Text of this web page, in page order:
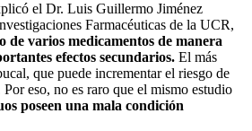
el Dr. Luis Guillermo Jiménez
Farmacéuticas de la UCR,
de varios medicamentos de manera
efectos secundarios. El más
que puede incrementar el riesgo de
eso, no es raro que el mismo estudio
poseen una mala condición